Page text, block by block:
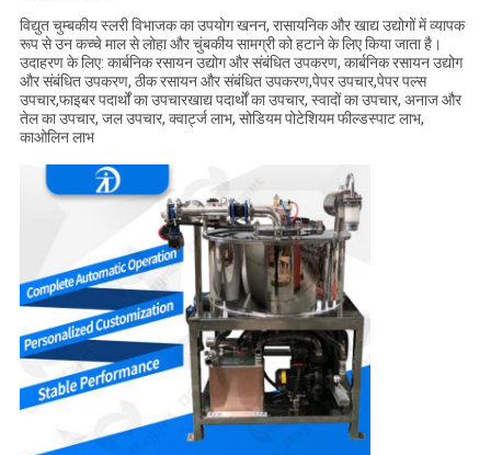
विद्युत चुम्बकीय स्लरी विभाजक का उपयोग खनन, रासायनिक और खाद्य उद्योगों में व्यापक
रूप से उन कच्चे माल से लोहा और चुंबकीय सामग्री को हटाने के लिए किया जाता है।
उदाहरण के लिए: कार्बनिक रसायन उद्योग और संबंधित उपकरण, कार्बनिक रसायन उद्योग
और संबंधित उपकरण, ठीक रसायन और संबंधित उपकरण,पेपर उपचार,पेपर पल्स
उपचार,फाइबर पदार्थों का उपचारखाद्य पदार्थों का उपचार, स्वादों का उपचार, अनाज और
तेल का उपचार, जल उपचार, क्वार्ट्ज लाभ, सोडियम पोटेशियम फील्डस्पाट लाभ,
काओलिन लाभ